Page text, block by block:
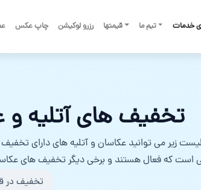
خدمات تیم ما قیمتها رزرو لوکیشن چاپ عکس
تخفیف های آتلیه
زیر می توانید عکاسان و آتلیه های دارای تخفیف
است که فعال هستند و برخی دیگر تخفیف های
تخفیف در